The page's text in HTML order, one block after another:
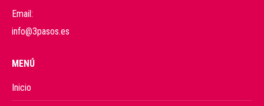
Email:
info@3pasos.es
MENÚ
Inicio